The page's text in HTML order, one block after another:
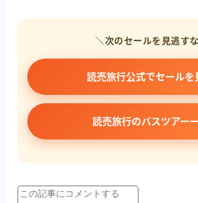
＼次のセールを見逃す
読売旅行公式でセールを
読売旅行のバスツアー